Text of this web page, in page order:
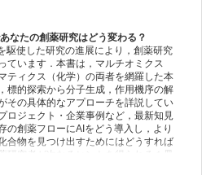
田昌之，加納ふみ】
るAI駆動知識掘削 ―個別分子解析におけ
【都築 拓，岡田裕貴，丸山順一，金 博
を予測するAI技術 ―ゲノムとトランスクリ
い治療戦略【難波里子，山西芳裕】
標的分子探索【酒井貴史】
索と最適化
-タンパク質間相互作用予測【富井健太郎】
の融合 ―次世代ケモインフォマティクス
田部井靖生】
パーパシング創薬 ―GATE技術による治療
なたの創薬研究はどう変わる？
駆使した研究の進展により，創薬研究
ています．本書は，マルチオミクス
ティクス（化学）の両者を網羅した本
標的探索から分子生成，作用機序の解
その具体的なアプローチを詳説してい
ロジェクト・企業事例など，最新知見
の創薬フローにAIをどう導入し，より
合物を見つけ出すためにはどうすれば
研究者が次なるヒントを得られる１冊